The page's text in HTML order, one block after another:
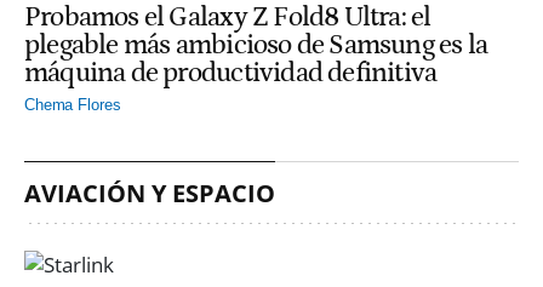
Probamos el Galaxy Z Fold8 Ultra: el
plegable más ambicioso de Samsung es la
máquina de productividad definitiva
Chema Flores
AVIACIÓN Y ESPACIO